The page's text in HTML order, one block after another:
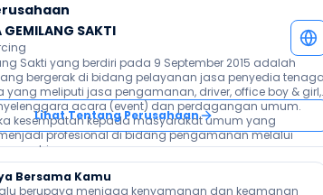
GEMILANG SAKTI
Sakti yang berdiri pada 9 September 2015 adalah
bergerak di bidang pelayanan jasa penyedia tenaga
yang meliputi jasa pengamanan, driver, office boy & girl,
acara (event) dan perdagangan umum.
kesempatan kepada masyarakat umum yang
profesional di bidang pengamanan melalui
pembinaan.
Lihat Tentang Perusahaan
Bersama Kamu
berupaya menjaga kenyamanan dan keamanan